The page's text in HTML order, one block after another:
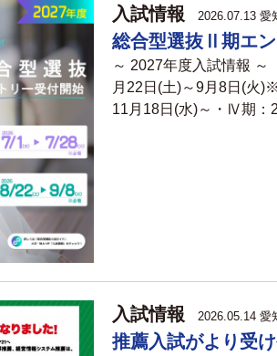
入試情報 2026.07.13 愛
総合型選抜Ⅱ期エ
～ 2027年度入試情報
月22日(土)～9月8日(火
11月18日(水)～・Ⅳ期：
入試情報 2026.05.14 愛
推薦入試がより受